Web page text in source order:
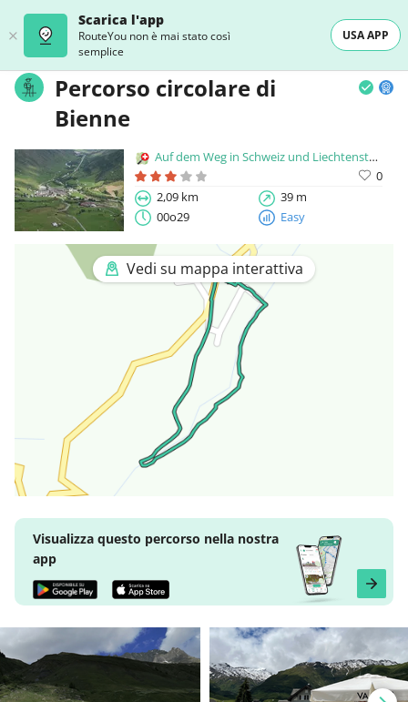
Scarica l'app
RouteYou non è mai stato così
semplice
USA APP
Percorso circolare di
Bienne
Auf dem Weg in Schweiz und Liechtenstein
0
2,09 km
39 m
00o29
Easy
Vedi su mappa interattiva
Visualizza questo percorso nella nostra
app